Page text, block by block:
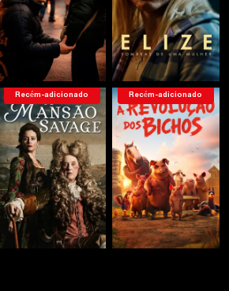
Recém-adicionado Recém-adicionado